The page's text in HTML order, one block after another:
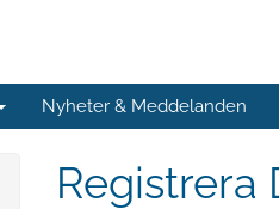
Nyheter & Meddelanden
Registrera